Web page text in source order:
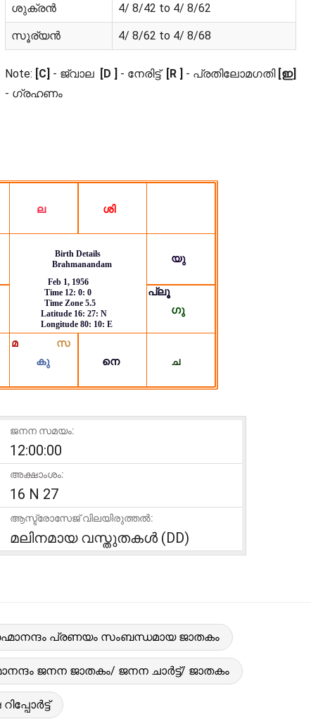
ശുക്രൻ 4/ 8/42 to 4/ 8/62
സൂര്യൻ 4/ 8/62 to 4/ 8/68
Note: [C] - ജ്വാല [D ] - നേരിട്ട് [R ] - പ്രതിലോമഗതി[ഇ]
- ഗ്രഹണം
ജനന സമയം:
12:00:00
അക്ഷാംശം:
16 N 27
ആസ്ട്രോസേജ് വിലയിരുത്തൽ:
മലിനമായ വസ്തുതകൾ (DD)
പ്രണയം സംബന്ധമായ ജാതകം
ജനന ജാതകം/ ജനന ചാർട്ട്/ ജാതകം